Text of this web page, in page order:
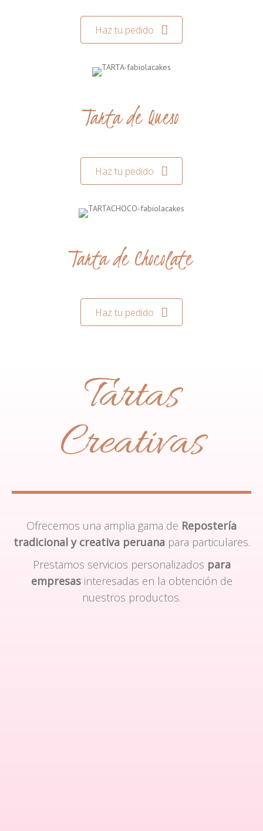
Haz tu pedido
Tarta de Queso
Haz tu pedido
Tarta de Chocolate
Haz tu pedido
Tartas
Creativas
Ofrecemos una amplia gama de Repostería
tradicional y creativa peruanapara particulares.
Prestamos servicios personalizados para
empresasinteresadas en la obtención de
nuestros productos.